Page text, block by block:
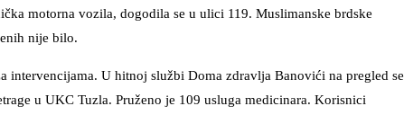
motorna vozila, dogodila se u ulici 119. Muslimanske brdske
nije bilo.
intervencijama. U hitnoj službi Doma zdravlja Banovići na pregled se
u UKC Tuzla. Pruženo je 109 usluga medicinara. Korisnici